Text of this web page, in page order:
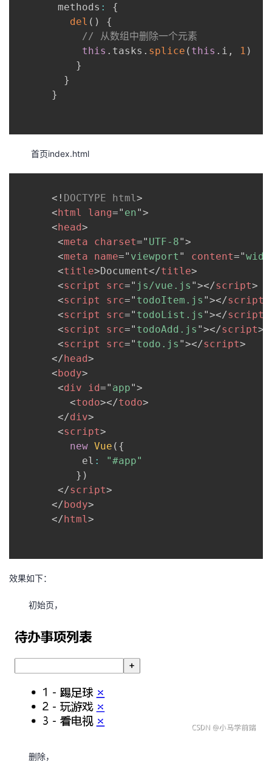
       methods
:
{
del ( )
{
// 从数组中删除一个元素
this . tasks . splice ( this . i , 1 )
}
}
}
首页index.html
<! DOCTYPE html>
<html lang=" en">
<head>
<meta charset=" UTF-8">
<meta name=" viewport " content="
<title>Document</title>
<script src=" js/vue.js "></script>
<script src=" todoItem.js "></script
<script src=" todoList.js "></script
<script src=" todoAdd.js "></script>
<script src=" todo.js "></script>
</head>
<body>
<div id=" app">
<todo></todo>
</div>
<script>
new Vue ( {
           el
:
"#app"
} )
</script>
</body>
</html>
效果如下：
初始页，
删除，